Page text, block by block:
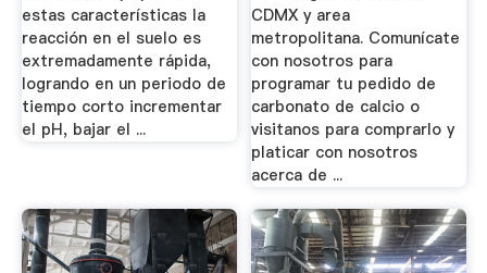
estas características la
reacción en el suelo es
extremadamente rápida,
logrando en un periodo de
tiempo corto incrementar
el pH, bajar el ...
CDMX y area
metropolitana. Comunícate
con nosotros para
programar tu pedido de
carbonato de calcio o
visitanos para comprarlo y
platicar con nosotros
acerca de ...